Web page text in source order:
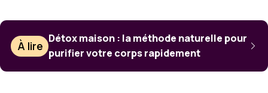
À lire
Détox maison : la méthode naturelle pour
purifier votre corps rapidement